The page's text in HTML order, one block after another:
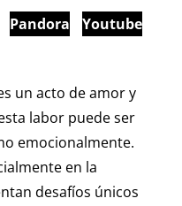
Pandora Youtube
un acto de amor y
labor puede ser
emocionalmente.
en la
desafíos únicos